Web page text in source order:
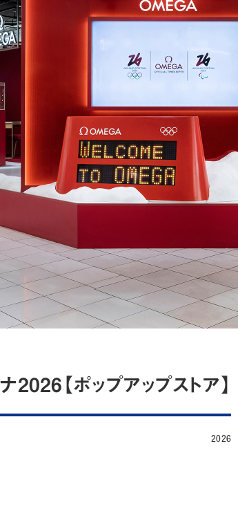
2026【ポップアップストア】
2026